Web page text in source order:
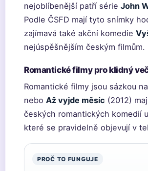
nejoblíbenější patří série John
Podle ČSFD mají tyto snímky
zajímavá také akční komedie
nejúspěšnějším českým filmům.
Romantické filmy pro klidný
Romantické filmy jsou sázkou
nebo Až vyjde měsíc (2012)
českých romantických komedií
které se pravidelně objevují v
PROČ TO FUNGUJE